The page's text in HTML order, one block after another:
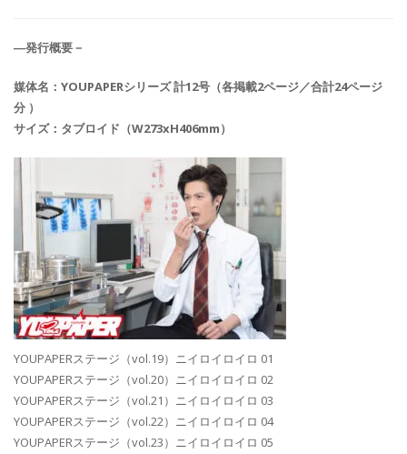
―発行概要－
媒体名：YOUPAPERシリーズ 計12号（各掲載2ページ／合計24ページ
分 ）
サイズ：タブロイド（W273xH406mm）
YOUPAPERステージ（vol.19）ニイロイロイロ 01
YOUPAPERステージ（vol.20）ニイロイロイロ 02
YOUPAPERステージ（vol.21）ニイロイロイロ 03
YOUPAPERステージ（vol.22）ニイロイロイロ 04
YOUPAPERステージ（vol.23）ニイロイロイロ 05